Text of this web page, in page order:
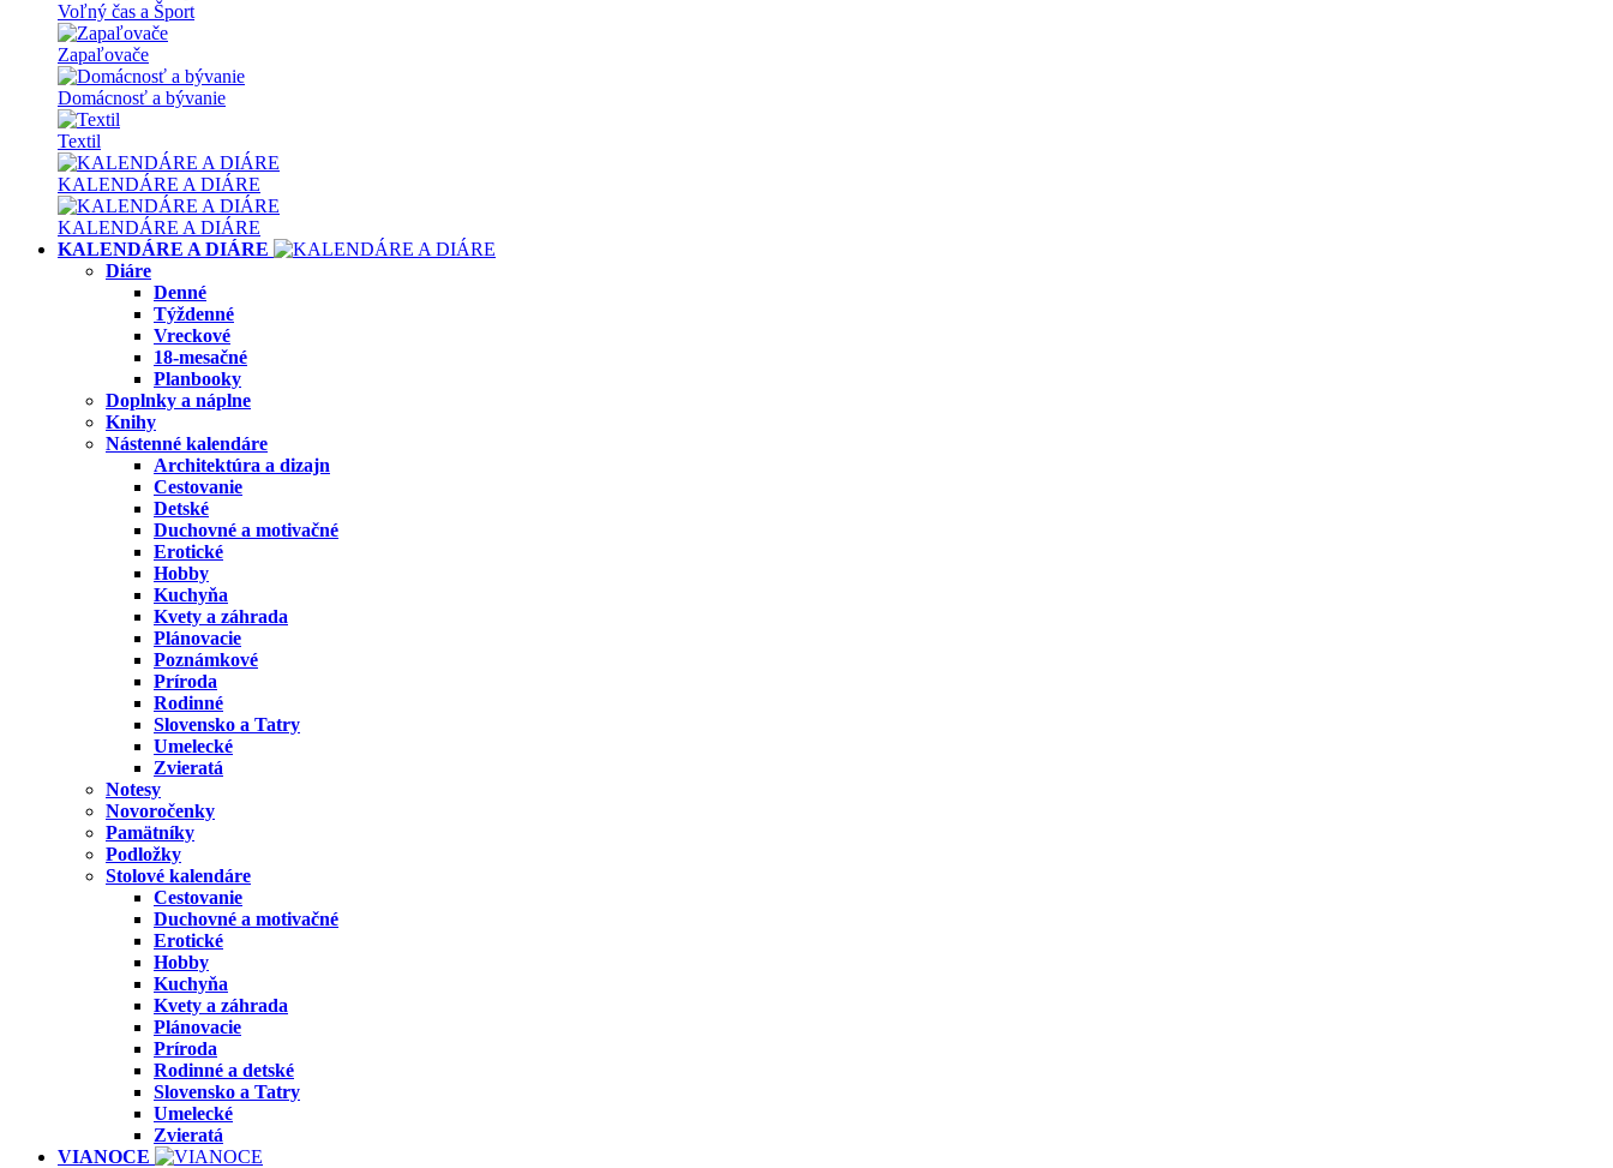
Voľný čas a Šport
Zapaľovače
Domácnosť a bývanie
Textil
KALENDÁRE A DIÁRE
KALENDÁRE A DIÁRE
KALENDÁRE A DIÁRE
Diáre
Denné
Týždenné
Vreckové
18-mesačné
Planbooky
Doplnky a náplne
Knihy
Nástenné kalendáre
Architektúra a dizajn
Cestovanie
Detské
Duchovné a motivačné
Erotické
Hobby
Kuchyňa
Kvety a záhrada
Plánovacie
Poznámkové
Príroda
Rodinné
Slovensko a Tatry
Umelecké
Zvieratá
Notesy
Novoročenky
Pamätníky
Podložky
Stolové kalendáre
Cestovanie
Duchovné a motivačné
Erotické
Hobby
Kuchyňa
Kvety a záhrada
Plánovacie
Príroda
Rodinné a detské
Slovensko a Tatry
Umelecké
Zvieratá
VIANOCE